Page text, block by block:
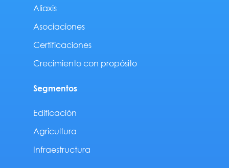
Aliaxis
Asociaciones
Certificaciones
Crecimiento con propósito
Segmentos
Edificación
Agricultura
Infraestructura